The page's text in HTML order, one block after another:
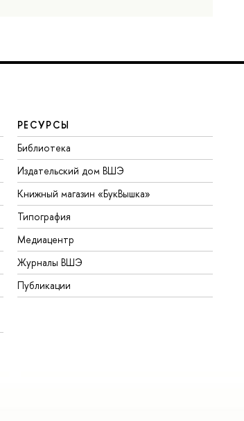
РЕСУРСЫ
Библиотека
Издательский дом ВШЭ
Книжный магазин «БукВышка»
Типография
Медиацентр
Журналы ВШЭ
Публикации